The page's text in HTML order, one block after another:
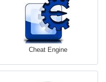
Cheat Engine